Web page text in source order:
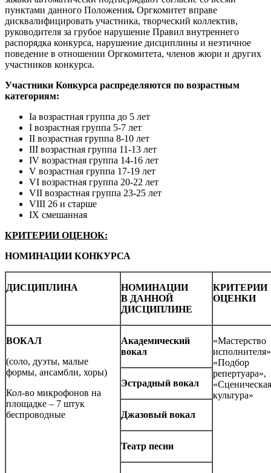
пунктами данного Положения. Оргкомитет вправе
дисквалифицировать участника, творческий коллектив,
руководителя за грубое нарушение Правил внутреннего
распорядка конкурса, нарушение дисциплины и неэтичное
поведение в отношении Оргкомитета, членов жюри и других
участников конкурса.
Участники Конкурса распределяются по возрастным
категориям:
Iа возрастная группа до 5 лет
I возрастная группа 5-7 лет
II возрастная группа 8-10 лет
III возрастная группа 11-13 лет
IV возрастная группа 14-16 лет
V возрастная группа 17-19 лет
VI возрастная группа 20-22 лет
VII возрастная группа 23-25 лет
VIII 26 и старше
IX смешанная
КРИТЕРИИ ОЦЕНОК:
НОМИНАЦИИ КОНКУРСА
ДИСЦИПЛИНА
НОМИНАЦИИ
В ДАННОЙ
ДИСЦИПЛИНЕ
КРИТЕРИИ
ОЦЕНКИ
ВОКАЛ
(соло, дуэты, малые
формы, ансамбли, хоры)
Кол-во микрофонов на
площадке – 7 штук
беспроводные
Академический
вокал
«Мастерство
«Подбор
репертуара»,
«Сценическая
культура»
Эстрадный вокал
Джазовый вокал
Театр песни